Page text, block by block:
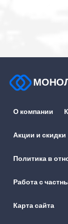
О компании
Акции и скидки
Политика в
Работа с
Карта сайта